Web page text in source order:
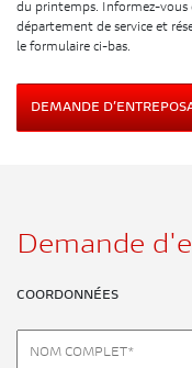
du printemps. Informez-vous
département de service et
le formulaire ci-bas.
DEMANDE
Demande
COORDONNÉES